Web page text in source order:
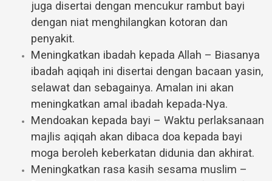
juga disertai dengan mencukur rambut bayi
dengan niat menghilangkan kotoran dan
penyakit.
Meningkatkan ibadah kepada Allah – Biasanya
ibadah aqiqah ini disertai dengan bacaan yasin,
selawat dan sebagainya. Amalan ini akan
meningkatkan amal ibadah kepada-Nya.
Mendoakan kepada bayi – Waktu perlaksanaan
majlis aqiqah akan dibaca doa kepada bayi
moga beroleh keberkatan didunia dan akhirat.
Meningkatkan rasa kasih sesama muslim –